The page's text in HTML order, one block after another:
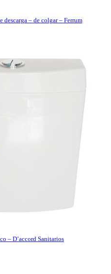
descarga – de colgar – Ferrum
– D’accord Sanitarios